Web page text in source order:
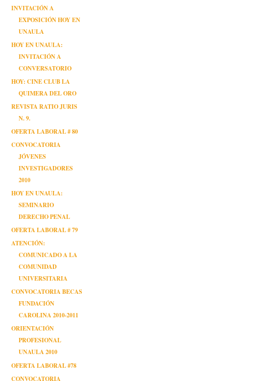
INVITACIÓN A
EXPOSICIÓN HOY EN
UNAULA
HOY EN UNAULA:
INVITACIÓN A
CONVERSATORIO
HOY: CINE CLUB LA
QUIMERA DEL ORO
REVISTA RATIO JURIS
N. 9.
OFERTA LABORAL # 80
CONVOCATORIA
JÓVENES
INVESTIGADORES
2010
HOY EN UNAULA:
SEMINARIO
DERECHO PENAL
OFERTA LABORAL # 79
ATENCIÓN:
COMUNICADO A LA
COMUNIDAD
UNIVERSITARIA
CONVOCATORIA BECAS
FUNDACIÓN
CAROLINA 2010-2011
ORIENTACIÓN
PROFESIONAL
UNAULA 2010
OFERTA LABORAL #78
CONVOCATORIA